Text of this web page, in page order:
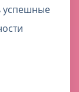
успешные